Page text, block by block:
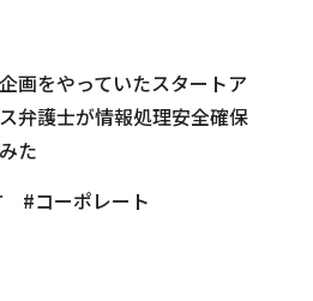
画をやっていたスタートア
弁護士が情報処理安全確保
た
コーポレート